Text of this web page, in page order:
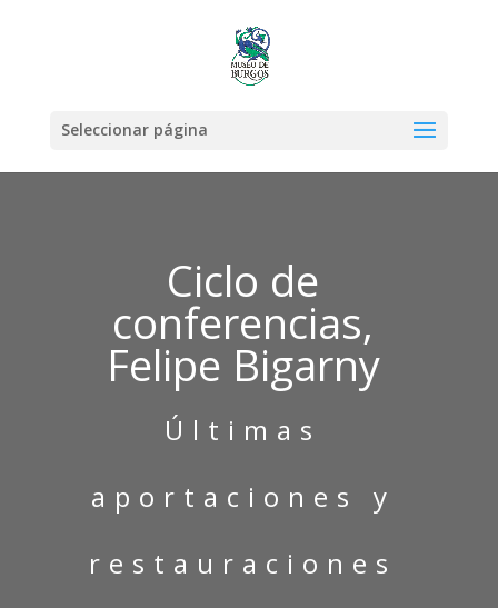
Seleccionar página
Ciclo de
conferencias,
Felipe Bigarny
Últimas
aportaciones y
restauraciones